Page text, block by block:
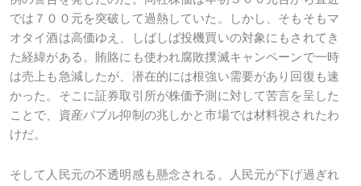
では７００元を突破して過熱していた。しかし、そもそもマ
オタイ酒は高価ゆえ、しばしば投機買いの対象にもされてき
た経緯がある。賄賂にも使われ腐敗撲滅キャンペーンで一時
は売上も急減したが、潜在的には根強い需要があり回復も速
かった。そこに証券取引所が株価予測に対して苦言を呈した
ことで、資産バブル抑制の兆しかと市場では材料視されたわ
けだ。
そして人民元の不透明感も懸念される。人民元が下げ過ぎれ